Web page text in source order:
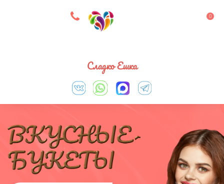
8 927 083 33 05 0
Сладко Ешка